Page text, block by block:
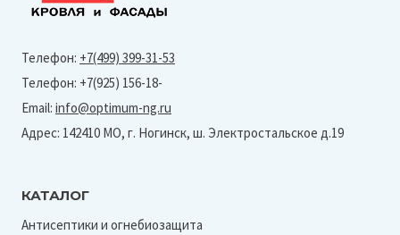
Телефон: +7(499) 399-31-53
Телефон: +7(925) 156-18-
Email: info@optimum-ng.ru
Адрес: 142410 МО, г. Ногинск, ш. Электростальское д.19
КАТАЛОГ
Антисептики и огнебиозащита